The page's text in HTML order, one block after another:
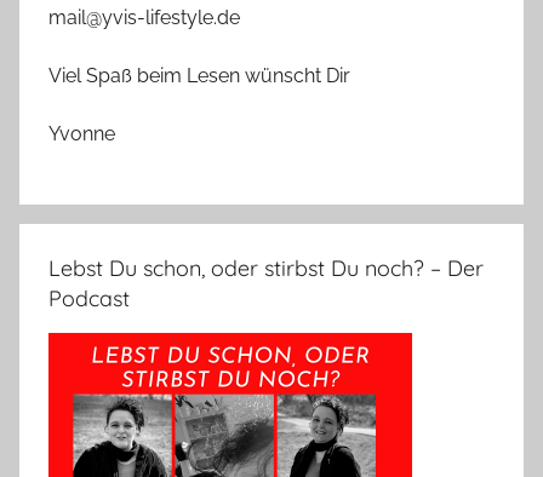
mail@yvis-lifestyle.de
Viel Spaß beim Lesen wünscht Dir
Yvonne
Lebst Du schon, oder stirbst Du noch? – Der
Podcast